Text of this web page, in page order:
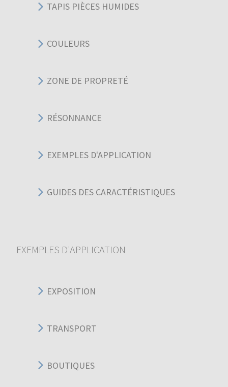
TAPIS PIÈCES HUMIDES
COULEURS
ZONE DE PROPRETÉ
RÉSONNANCE
EXEMPLES D'APPLICATION
GUIDES DES CARACTÉRISTIQUES
EXEMPLES D'APPLICATION
EXPOSITION
TRANSPORT
BOUTIQUES